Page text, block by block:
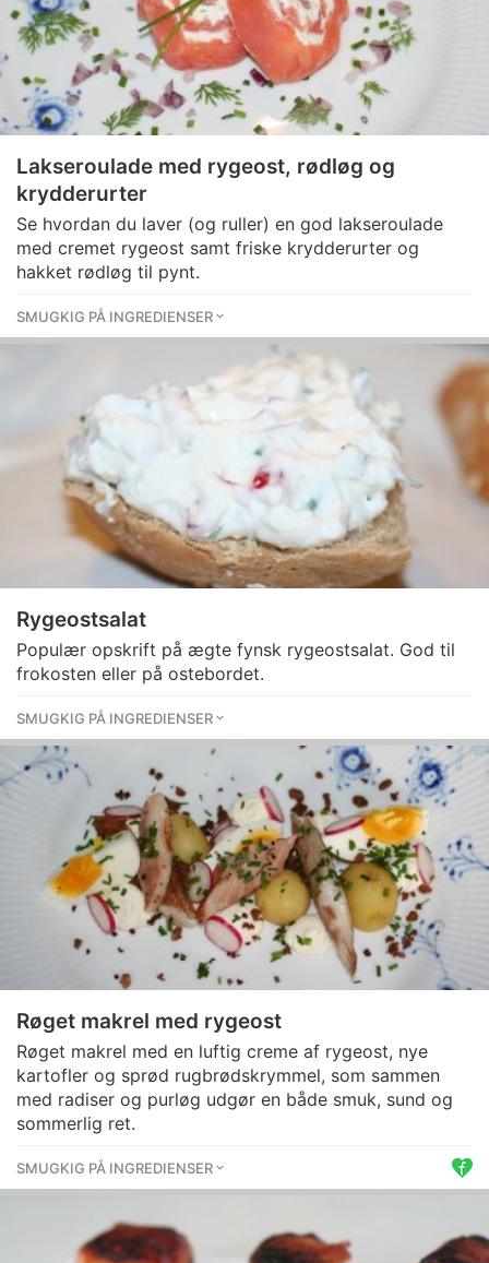
Lakseroulade med rygeost, rødløg og
krydderurter
Se hvordan du laver (og ruller) en god lakseroulade
med cremet rygeost samt friske krydderurter og
hakket rødløg til pynt.
SMUGKIG PÅ INGREDIENSER
Rygeostsalat
Populær opskrift på ægte fynsk rygeostsalat. God til
frokosten eller på ostebordet.
SMUGKIG PÅ INGREDIENSER
Røget makrel med rygeost
Røget makrel med en luftig creme af rygeost, nye
kartofler og sprød rugbrødskrymmel, som sammen
med radiser og purløg udgør en både smuk, sund og
sommerlig ret.
SMUGKIG PÅ INGREDIENSER